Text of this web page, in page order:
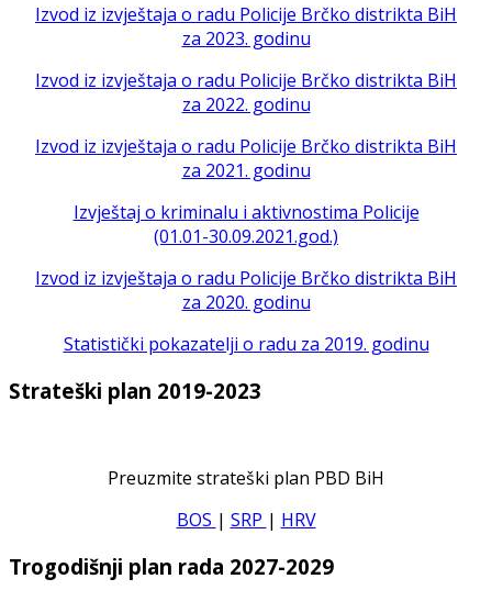
Izvod iz izvještaja o radu Policije Brčko distrikta BiH
za 2023. godinu
Izvod iz izvještaja o radu Policije Brčko distrikta BiH
za 2022. godinu
Izvod iz izvještaja o radu Policije Brčko distrikta BiH
za 2021. godinu
Izvještaj o kriminalu i aktivnostima Policije
(01.01-30.09.2021.god.)
Izvod iz izvještaja o radu Policije Brčko distrikta BiH
za 2020. godinu
Statistički pokazatelji o radu za 2019. godinu
Strateški plan 2019-2023
Preuzmite strateški plan PBD BiH
BOS | SRP | HRV
Trogodišnji plan rada 2027-2029